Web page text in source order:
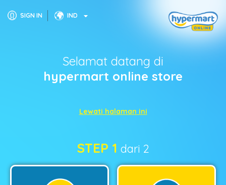
SIGN IN IND
Selamat datang di
hypermart online store
Lewati halaman ini
STEP 1 dari 2